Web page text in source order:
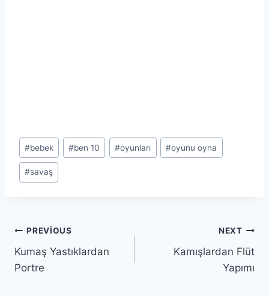
Post
Tags:
#bebek #ben 10 #oyunları #oyunu oyna
#savaş
Yazı
gezinmesi
PREVIOUS
Kumaş Yastıklardan
Portre
NEXT
Kamışlardan Flüt
Yapımı